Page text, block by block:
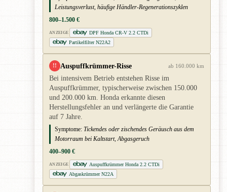
Leistungsverlust, häufige Händler-Regenerationszyklen
800–1.500 €
ANZEIGE
DPF Honda CR-V 2.2 CTDi
Partikelfilter N22A2
!! Auspuffkrümmer-Risse ab 160.000 km
Bei intensivem Betrieb entstehen Risse im
Auspuffkrümmer, typischerweise zwischen 150.000
und 200.000 km. Honda erkannte diesen
Herstellungsfehler an und verlängerte die Garantie
auf 7 Jahre.
Symptome: Tickendes oder zischendes Geräusch aus dem
Motorraum bei Kaltstart, Abgasgeruch
400–900 €
ANZEIGE
Auspuffkrümmer Honda 2.2 CTDi
Abgaskrümmer N22A